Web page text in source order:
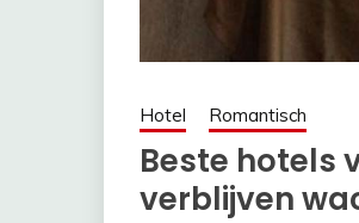
Hotel Romantisch
Beste hotels
verblijven